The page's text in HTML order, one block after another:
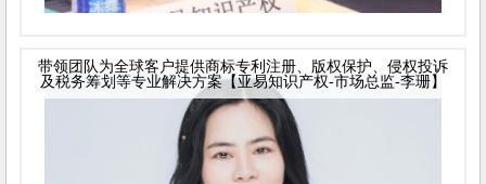
带领团队为全球客户提供商标专利注册、版权保护、侵权投诉
及税务筹划等专业解决方案【亚易知识产权-市场总监-李珊】